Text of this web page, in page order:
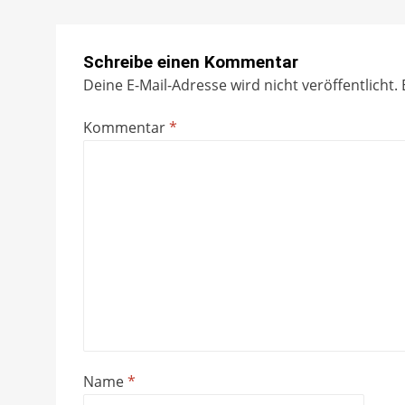
Schreibe einen Kommentar
Deine E-Mail-Adresse wird nicht veröffentlicht.
Kommentar*
Name*